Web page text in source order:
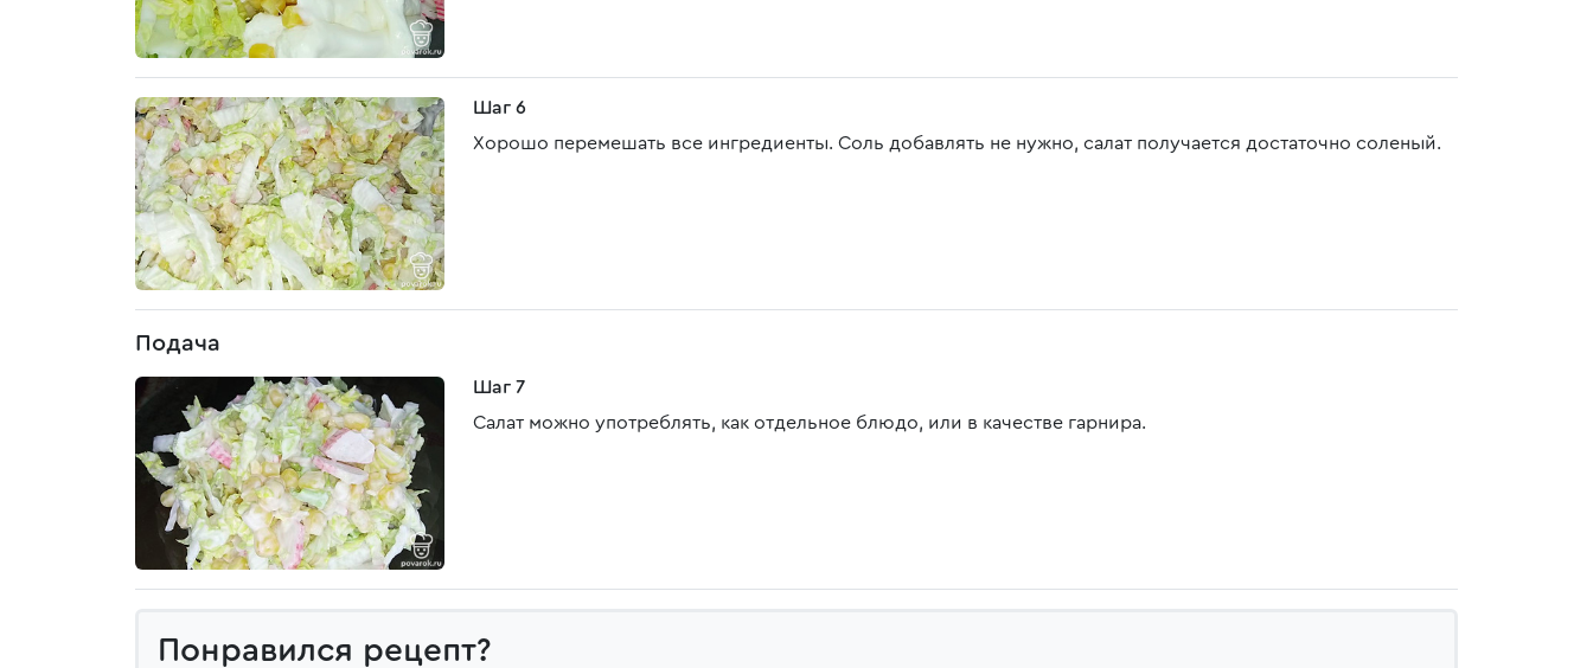
Шаг 6
Хорошо перемешать все ингредиенты. Соль добавлять не нужно, салат получается достаточно соленый.
Подача
Шаг 7
Салат можно употреблять, как отдельное блюдо, или в качестве гарнира.
Понравился рецепт?